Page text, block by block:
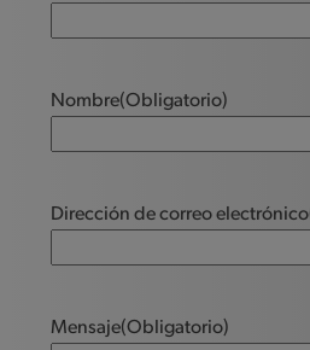
Nombre(Obligatorio)
Dirección de correo electrónico
Mensaje(Obligatorio)